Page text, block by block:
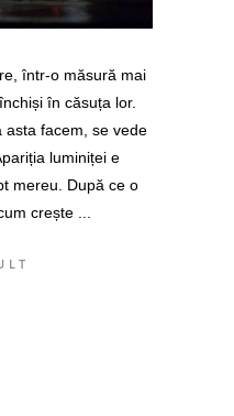
într-o măsură mai
în căsuța lor.
asta facem, se vede
luminiței e
mereu. După ce o
crește